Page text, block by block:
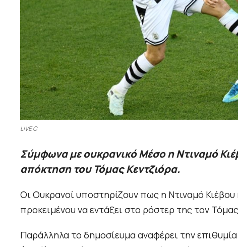
LIVE C
Σύμφωνα με ουκρανικό Μέσο η Ντιναμό
απόκτηση του Τόμας Κεντζιόρα.
Οι Ουκρανοί υποστηρίζουν πως η Ντιναμό
προκειμένου να εντάξει στο ρόστερ της τον
Παράλληλα το δημοσίευμα αναφέρει την